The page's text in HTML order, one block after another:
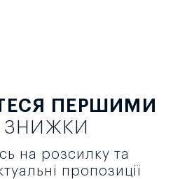
ПЕРШИМИ
ЗНИЖКИ
на розсилку та
пропозиції